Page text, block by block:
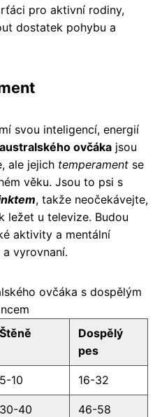
pro aktivní rodiny,
dostatek pohybu a
svou inteligencí, energií
ovčáka jsou
ale jejich temperament se
věku. Jsou to psi s
, takže neočekávejte,
ležet u televize. Budou
aktivity a mentální
vyrovnaní.
ovčáka s dospělým
Štěně
Dospělý
pes
5-10 16-32
30-40 46-58